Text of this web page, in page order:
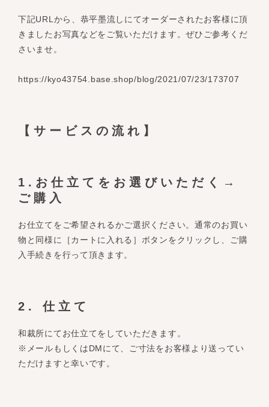
下記URLから、恭平墨流しにてオーダーされたお客様に頂
きましたお写真などをご覧いただけます。ぜひご参考くだ
さいませ。
https://kyo43754.base.shop/blog/2021/07/23/173707
【サービスの流れ】
1.お仕立てをお選びいただく→
ご購入
お仕立てをご希望されるかご選択ください。通常のお買い
物と同様に［カートに入れる］ボタンをクリックし、ご購
入手続きを行って頂きます。
2. 仕立て
和裁所にてお仕立てをしていただきます。
※メールもしくはDMにて、ご寸法をお客様より送ってい
ただけますと幸いです。